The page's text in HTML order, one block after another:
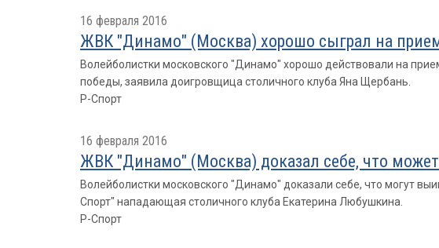
16 февраля 2016
ЖВК "Динамо" (Москва) хорошо сыграл на
Волейболистки московского "Динамо" хорошо действовали на
победы, заявила доигровщица столичного клуба Яна Щербань.
Р-Спорт
16 февраля 2016
ЖВК "Динамо" (Москва) доказал себе, что
Волейболистки московского "Динамо" доказали себе, что могут
Спорт" нападающая столичного клуба Екатерина Любушкина.
Р-Спорт